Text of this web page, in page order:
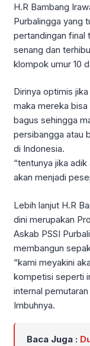
H.R Bambang
Purbalingga yang
pertandingan final
senang dan
klompok umur 10
Dirinya optimis
maka mereka
bagus sehingga
persibangga atau
di Indonesia.
“tentunya jika
akan menjadi
Lebih lanjut H.R
dini merupakan
Askab PSSI
membangun
“kami meyakini
kompetisi seperti
internal
Imbuhnya.
Baca Juga :